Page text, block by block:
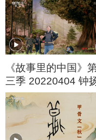
《故事里的中国》
三季 20220404 钟